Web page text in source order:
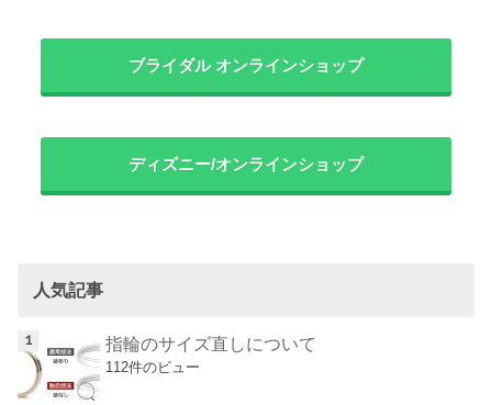
ブライダル オンラインショップ
ディズニー/オンラインショップ
人気記事
指輪のサイズ直しについて
112件のビュー